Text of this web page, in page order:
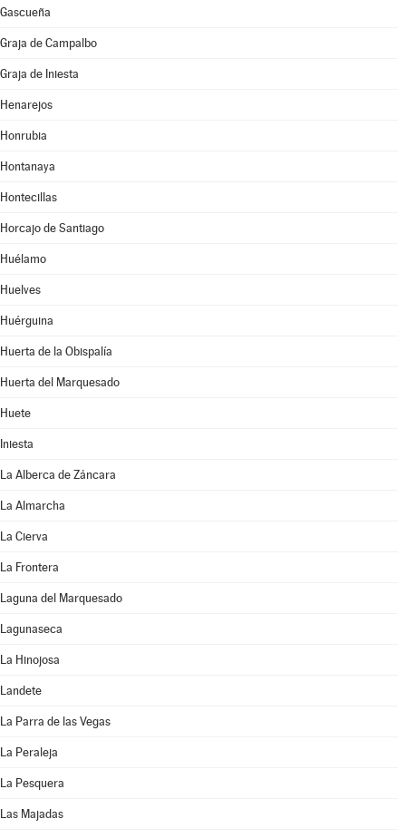
Gascueña
Graja de Campalbo
Graja de Iniesta
Henarejos
Honrubia
Hontanaya
Hontecillas
Horcajo de Santiago
Huélamo
Huelves
Huérguina
Huerta de la Obispalía
Huerta del Marquesado
Huete
Iniesta
La Alberca de Záncara
La Almarcha
La Cierva
La Frontera
Laguna del Marquesado
Lagunaseca
La Hinojosa
Landete
La Parra de las Vegas
La Peraleja
La Pesquera
Las Majadas